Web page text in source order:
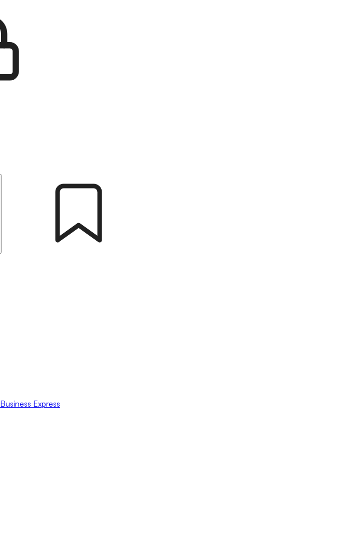
Business Express